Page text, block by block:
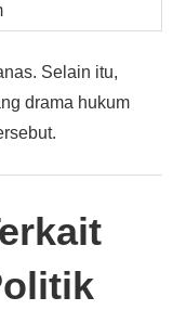
Selain itu,
drama hukum